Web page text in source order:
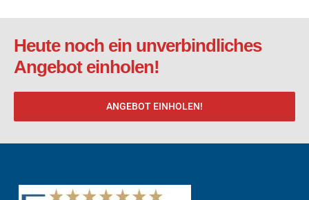
Heute noch ein unverbindliches
Angebot einholen!
ANGEBOT EINHOLEN!